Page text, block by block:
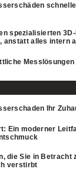
spezialisierten
anstatt alles intern
Messlösungen
Ihr
Ein moderner
die Sie in Betracht
verstirbt